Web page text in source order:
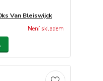
Van Bleiswijck
Není skladem